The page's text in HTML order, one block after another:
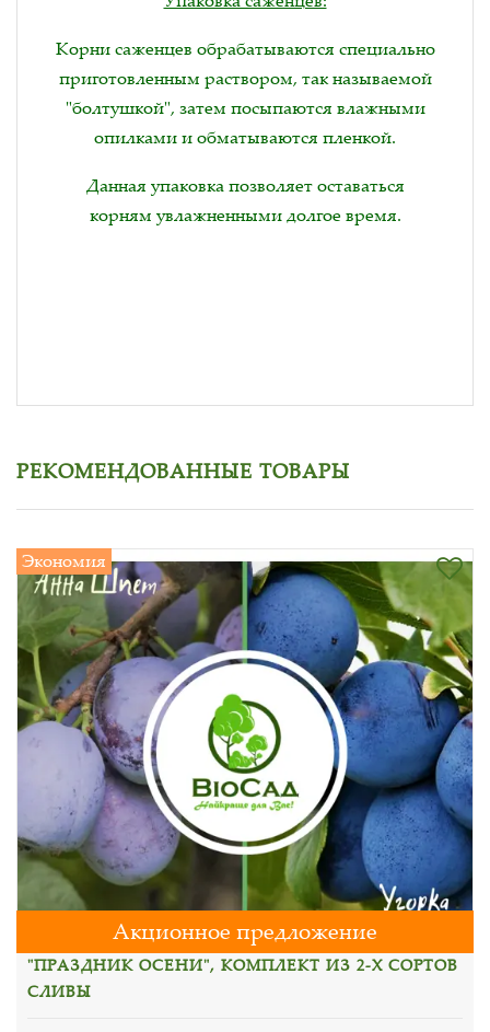
Корни саженцев обрабатываются специально
приготовленным раствором, так называемой
"болтушкой", затем посыпаются влажными
опилками и обматываются пленкой.
Данная упаковка позволяет оставаться
корням увлажненными долгое время.
РЕКОМЕНДОВАННЫЕ ТОВАРЫ
Экономия
Акционное предложение
"ПРАЗДНИК ОСЕНИ", КОМПЛЕКТ ИЗ 2-Х СОРТОВ
СЛИВЫ